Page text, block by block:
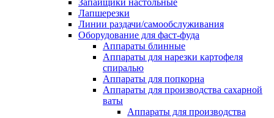
Запайщики настольные
Лапшерезки
Линии раздачи/самообслуживания
Оборудование для фаст-фуда
Аппараты блинные
Аппараты для нарезки картофеля
спиралью
Аппараты для попкорна
Аппараты для производства сахарной
ваты
Аппараты для производства